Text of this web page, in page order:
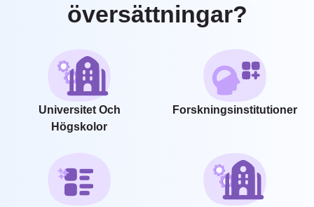
översättningar?
Universitet Och
Högskolor
Forskningsinstitutioner